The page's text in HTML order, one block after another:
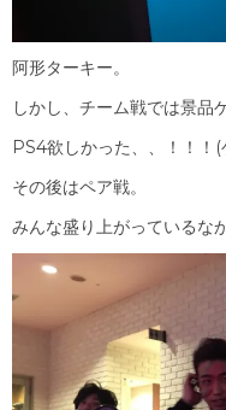
阿形ターキー。
しかし、チーム戦では景品
PS4欲しかった、、！！！
その後はペア戦。
みんな盛り上がっているな